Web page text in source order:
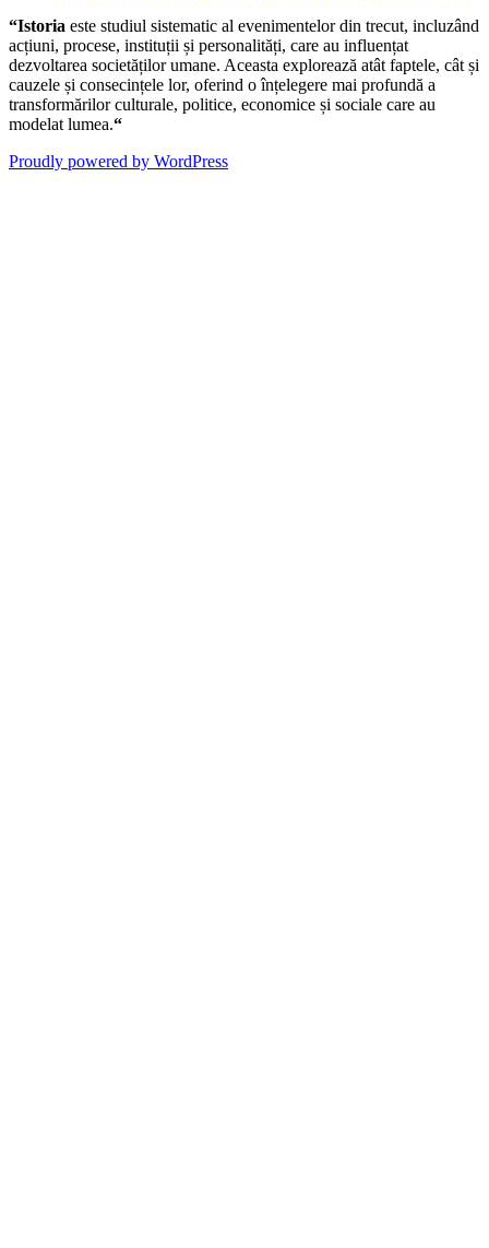
“Istoria este studiul sistematic al evenimentelor din trecut, incluzând
acțiuni, procese, instituții și personalități, care au influențat
dezvoltarea societăților umane. Aceasta explorează atât faptele, cât și
cauzele și consecințele lor, oferind o înțelegere mai profundă a
transformărilor culturale, politice, economice și sociale care au
modelat lumea.“
Proudly powered by WordPress